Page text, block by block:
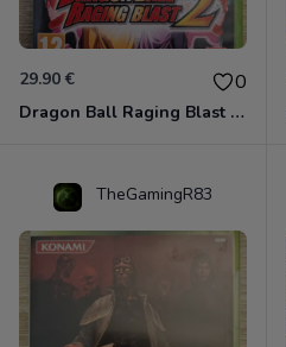
29.90 € 0
Dragon Ball Raging Blast 2 Xbox 360
TheGamingR83